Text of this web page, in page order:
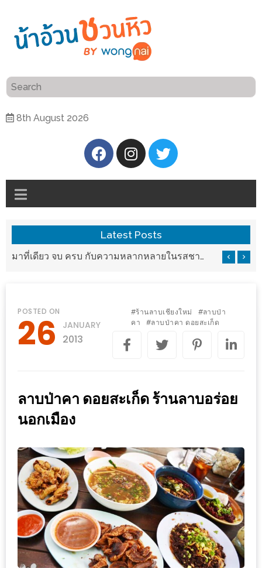
8th August 2026
แนะนำ
อ้วน
ความ
เป็น
ศิริ
ปัน
นาฯ
เชียงใหม่
เล่น
กัน
อะไร
ก็ได้
งาน
เดียว
ที่
ครบ
ครั้ง
ช้อป
ชิ
ลล์
Latest Posts
มาที่เดียว จบ ครบ กับความหลากหลายในรสชาติที่นำมาจากทั่วเมืองจีนที่ HAN The Chinese Cuisine
POSTED ON
26 JANUARY
2013
#ร้านลาบเชียงใหม่ #ลาบป่า
คา
#ลาบป่าคา ดอยสะเก็ด
ลาบป่าคา ดอยสะเก็ด ร้านลาบอร่อย
นอกเมือง